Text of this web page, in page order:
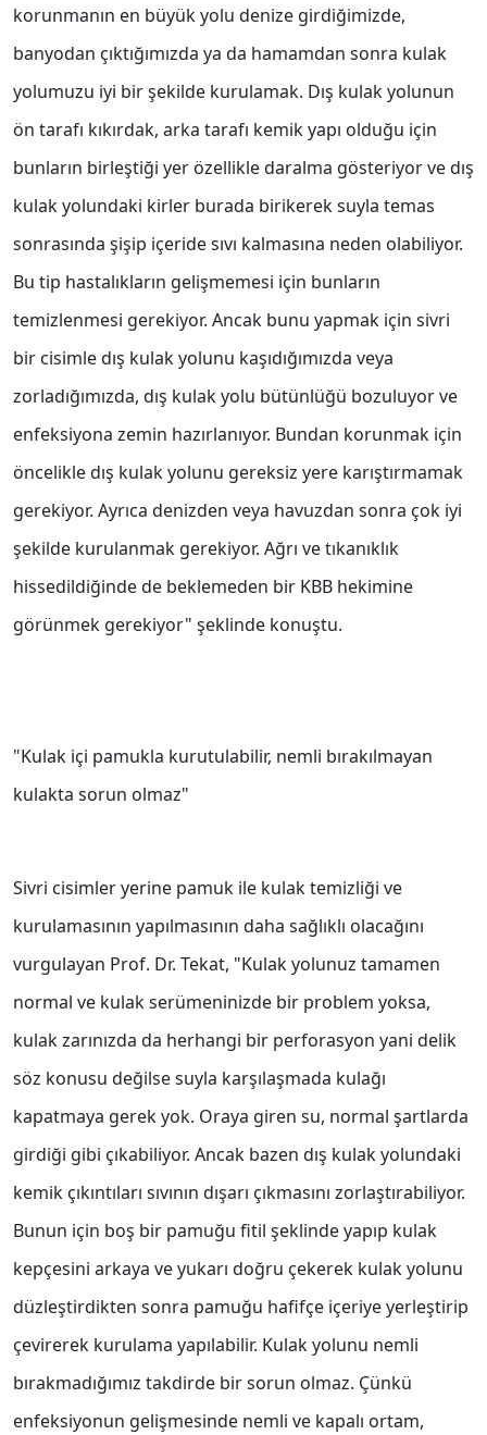
korunmanın en büyük yolu denize girdiğimizde,
banyodan çıktığımızda ya da hamamdan sonra kulak
yolumuzu iyi bir şekilde kurulamak. Dış kulak yolunun
ön tarafı kıkırdak, arka tarafı kemik yapı olduğu için
bunların birleştiği yer özellikle daralma gösteriyor ve dış
kulak yolundaki kirler burada birikerek suyla temas
sonrasında şişip içeride sıvı kalmasına neden olabiliyor.
Bu tip hastalıkların gelişmemesi için bunların
temizlenmesi gerekiyor. Ancak bunu yapmak için sivri
bir cisimle dış kulak yolunu kaşıdığımızda veya
zorladığımızda, dış kulak yolu bütünlüğü bozuluyor ve
enfeksiyona zemin hazırlanıyor. Bundan korunmak için
öncelikle dış kulak yolunu gereksiz yere karıştırmamak
gerekiyor. Ayrıca denizden veya havuzdan sonra çok iyi
şekilde kurulanmak gerekiyor. Ağrı ve tıkanıklık
hissedildiğinde de beklemeden bir KBB hekimine
görünmek gerekiyor" şeklinde konuştu.
"Kulak içi pamukla kurutulabilir, nemli bırakılmayan
kulakta sorun olmaz"
Sivri cisimler yerine pamuk ile kulak temizliği ve
kurulamasının yapılmasının daha sağlıklı olacağını
vurgulayan Prof. Dr. Tekat, "Kulak yolunuz tamamen
normal ve kulak serümeninizde bir problem yoksa,
kulak zarınızda da herhangi bir perforasyon yani delik
söz konusu değilse suyla karşılaşmada kulağı
kapatmaya gerek yok. Oraya giren su, normal şartlarda
girdiği gibi çıkabiliyor. Ancak bazen dış kulak yolundaki
kemik çıkıntıları sıvının dışarı çıkmasını zorlaştırabiliyor.
Bunun için boş bir pamuğu fitil şeklinde yapıp kulak
kepçesini arkaya ve yukarı doğru çekerek kulak yolunu
düzleştirdikten sonra pamuğu hafifçe içeriye yerleştirip
çevirerek kurulama yapılabilir. Kulak yolunu nemli
bırakmadığımız takdirde bir sorun olmaz. Çünkü
enfeksiyonun gelişmesinde nemli ve kapalı ortam,